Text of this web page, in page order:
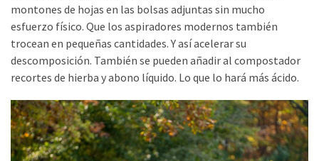
Afición
explorar
MOST
USED
CATEGORIES
montones de hojas en las bolsas adjuntas sin mucho
esfuerzo físico. Que los aspiradores modernos también
trocean en pequeñas cantidades. Y así acelerar su
descomposición. También se pueden añadir al compostador
recortes de hierba y abono líquido. Lo que lo hará más ácido.